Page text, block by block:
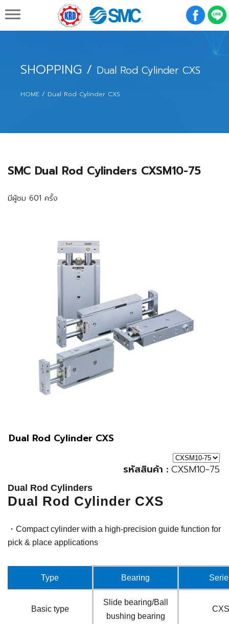
K R D Engineering & Supply Co.,Ltd.
SHOPPING / Dual Rod Cylinder CXS
HOME Dual Rod Cylinder CXS
SMC Dual Rod Cylinders CXSM10-75
มีผู้ชม 601 ครั้ง
Dual Rod Cylinder CXS
รหัสสินค้า : CXSM10-75
Dual Rod Cylinders
Dual Rod Cylinder CXS
・Compact cylinder with a high-precision guide function for
pick & place applications​
Type Bearing
Basic type
Slide bearing/Ball
bushing bearing
CXS